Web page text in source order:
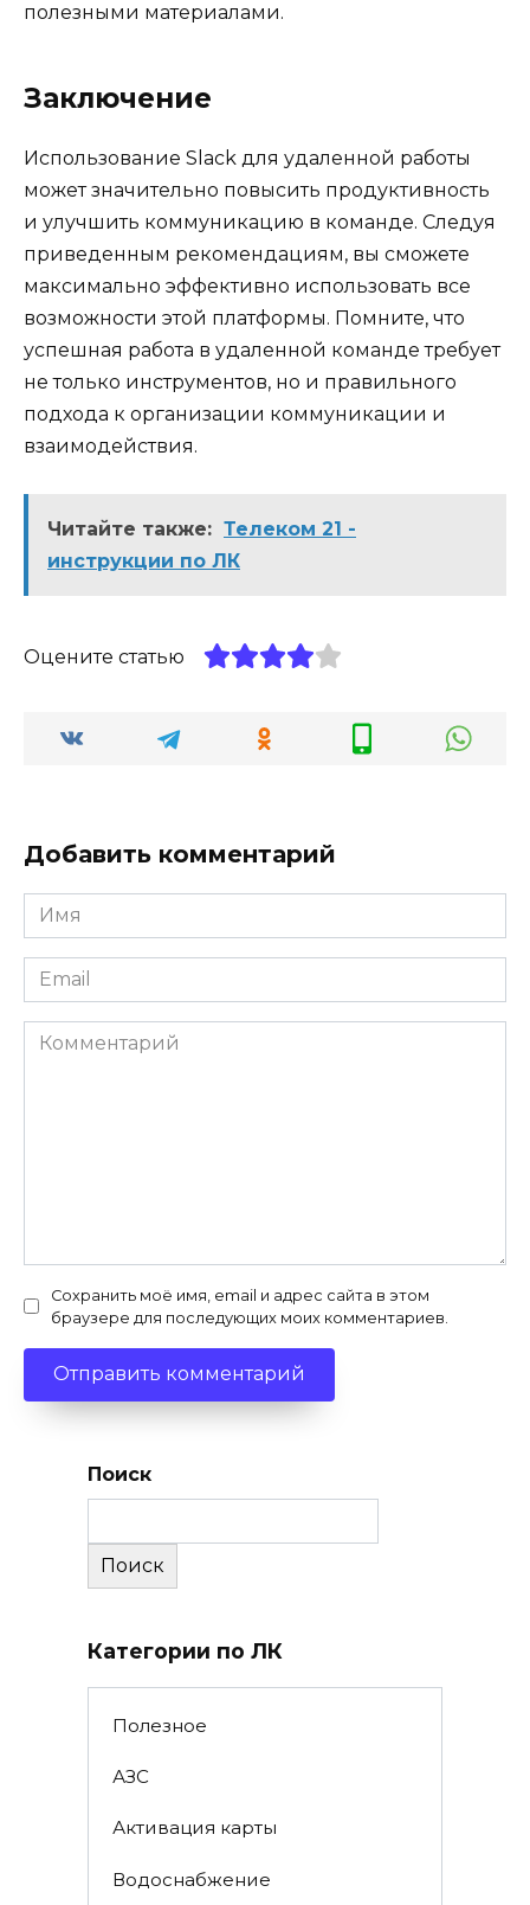
полезными материалами.
Заключение
Использование Slack для удаленной работы
может значительно повысить продуктивность
и улучшить коммуникацию в команде. Следуя
приведенным рекомендациям, вы сможете
максимально эффективно использовать все
возможности этой платформы. Помните, что
успешная работа в удаленной команде требует
не только инструментов, но и правильного
подхода к организации коммуникации и
взаимодействия.
Читайте также: Телеком 21 -
инструкции по ЛК
Оцените статью
Добавить комментарий
Имя
*
Email
*
Комментарий
Сохранить моё имя, email и адрес сайта в этом
браузере для последующих моих комментариев.
Поиск
Поиск
Категории по ЛК
Полезное
АЗС
Активация карты
Водоснабжение